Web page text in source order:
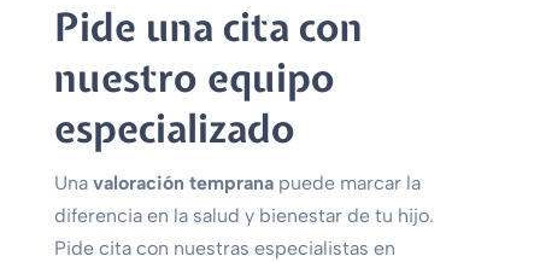
Pide una cita con
nuestro equipo
especializado
Una valoración tempranapuede marcar la
diferencia en la salud y bienestar de tu hijo.
Pide cita con nuestras especialistas en